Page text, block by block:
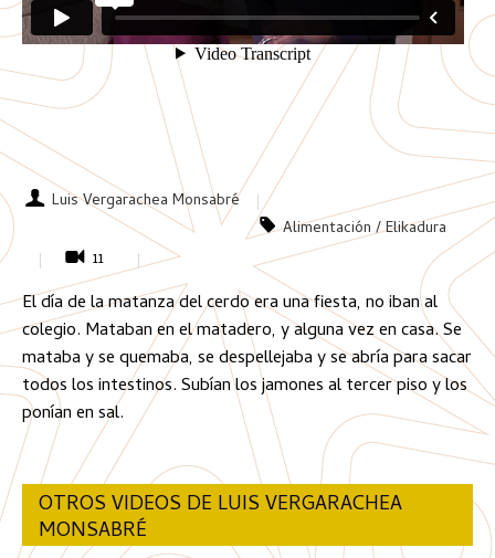
Luis Vergarachea Monsabré
Alimentación / Elikadura
11
El día de la matanza del cerdo era una fiesta, no iban al
colegio. Mataban en el matadero, y alguna vez en casa. Se
mataba y se quemaba, se despellejaba y se abría para sacar
todos los intestinos. Subían los jamones al tercer piso y los
ponían en sal.
OTROS VIDEOS DE LUIS VERGARACHEA
MONSABRÉ